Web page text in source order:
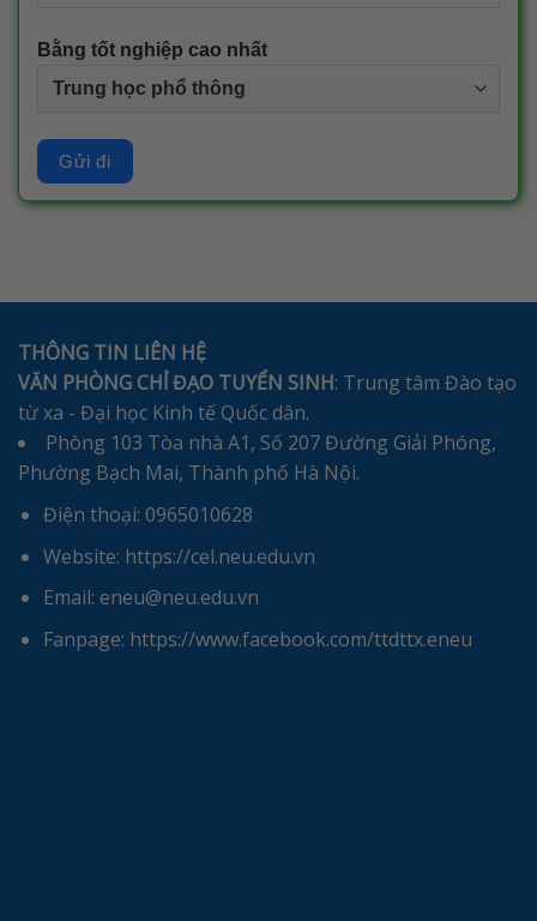
Bằng tốt nghiệp cao nhất
THÔNG TIN LIÊN HỆ
VĂN PHÒNG CHỈ ĐẠO TUYỂN SINH: Trung tâm Đào tạo
từ xa - Đại học Kinh tế Quốc dân.
Phòng 103 Tòa nhà A1, Số 207 Đường Giải Phóng,
Phường Bạch Mai, Thành phố Hà Nội.
Điện thoại: 0965010628
Website: https://cel.neu.edu.vn
Email: eneu@neu.edu.vn
Fanpage: https://www.facebook.com/ttdttx.eneu